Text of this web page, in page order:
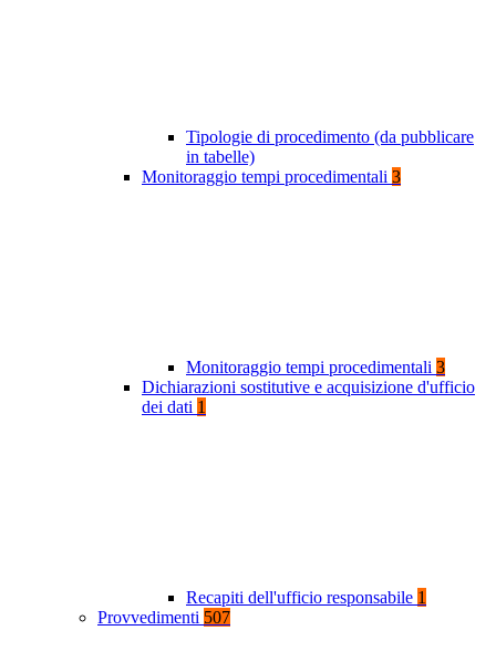
Tipologie di procedimento (da pubblicare
in tabelle)
Monitoraggio tempi procedimentali 3
Monitoraggio tempi procedimentali 3
Dichiarazioni sostitutive e acquisizione d'ufficio
dei dati 1
Recapiti dell'ufficio responsabile 1
Provvedimenti 507